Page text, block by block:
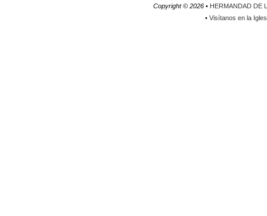
Copyright ©2026 • HERMANDAD DE
•Visítanos en la